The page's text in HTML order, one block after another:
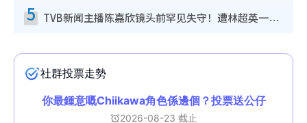
5 TVB新闻主播陈嘉欣镜头前罕见失守！遭林超英一句话突袭吓坏当场大笑